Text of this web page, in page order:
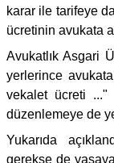
karar ile tarifeye
ücretinin avukata
Avukatlık Asgari
yerlerince
vekalet ücreti ..."
düzenlemeye de
Yukarıda
gerekse de